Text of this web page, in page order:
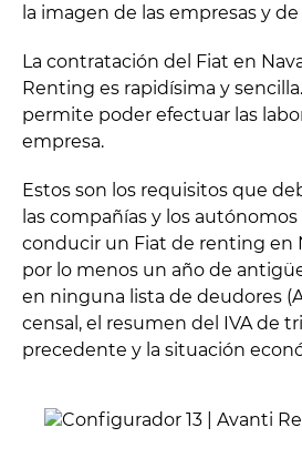
la imagen de las empresas y
La contratación del Fiat en
Renting es rapidísima y
permite poder efectuar las
empresa.
Estos son los requisitos que
las compañías y los
conducir un Fiat de renting en
por lo menos un año de
en ninguna lista de deudores
censal, el resumen del IVA de
precedente y la situación